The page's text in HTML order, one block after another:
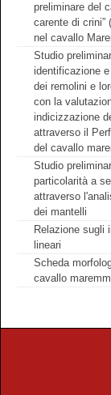
preliminare del
carente di crini”
nel cavallo
Studio
identificazione
dei remolini e
con la
indicizzazione
attraverso il
del cavallo
Studio
particolarità a
attraverso
dei mantelli
Relazione sugli
lineari
Scheda
cavallo